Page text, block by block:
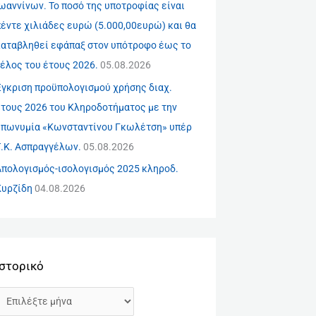
Το ποσό της υποτροφίας είναι
χιλιάδες ευρώ (5.000,00ευρώ) και θα
εφάπαξ στον υπότροφο έως το
του έτους 2026. 05.08.2026
προϋπολογισμού χρήσης διαχ.
2026 του Κληροδοτήματος με την
«Κωνσταντίνου Γκωλέτση» υπέρ
Ασπραγγέλων. 05.08.2026
ισολογισμός 2025 κληροδ.
04.08.2026